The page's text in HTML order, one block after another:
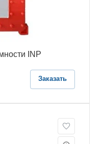
INP
Заказать